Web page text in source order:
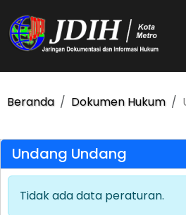
Beranda Dokumen Hukum
Undang Undang
Tidak ada data peraturan.